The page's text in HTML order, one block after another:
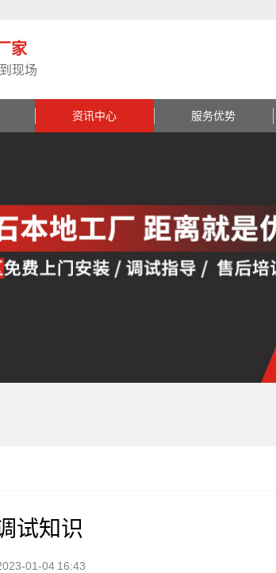
家
现场
资讯中心 服务优势
试知识
01-04 16:43